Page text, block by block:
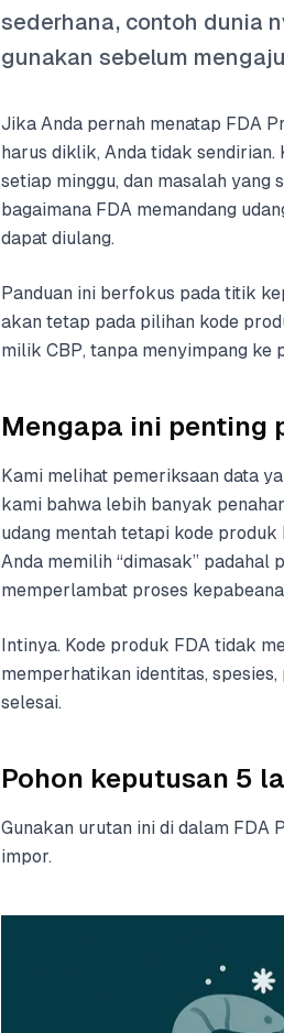
sederhana, contoh dunia
gunakan sebelum
Jika Anda pernah menatap FDA
harus diklik, Anda tidak sendirian.
setiap minggu, dan masalah
bagaimana FDA memandang
dapat diulang.
Panduan ini berfokus pada titik
akan tetap pada pilihan kode
milik CBP, tanpa menyimpang ke
Mengapa ini penting
Kami melihat pemeriksaan data
kami bahwa lebih banyak
udang mentah tetapi kode
Anda memilih “dimasak”
memperlambat proses
Intinya. Kode produk FDA tidak
memperhatikan identitas,
selesai.
Pohon keputusan 5
Gunakan urutan ini di dalam FDA
impor.